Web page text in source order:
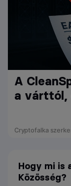
A
a várttól,
Cryptofalka
Hogy mi is
Közösség?